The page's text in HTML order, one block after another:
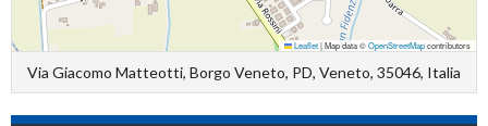
Leaflet|Map data ©OpenStreetMapcontributors
Via Giacomo Matteotti, Borgo Veneto, PD, Veneto, 35046, Italia